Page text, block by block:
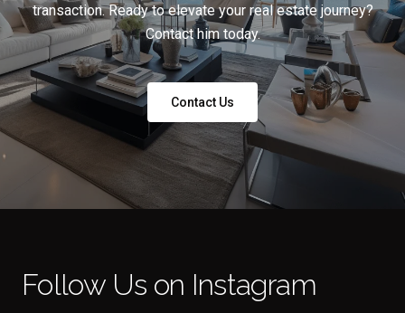
transaction. Ready to elevate your real estate journey?
Contact him today.
Contact Us
Follow Us on Instagram